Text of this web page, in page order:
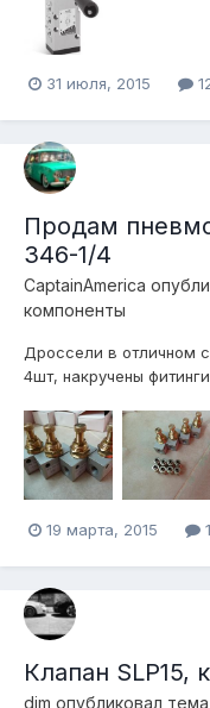
31 июля, 2015
Продам
346-1/4
CaptainAmerica
компоненты
Дроссели в отличном
4шт, накручены
Группа:
Материалы: корпус -
уплотн...
19 марта, 2015
Клапан SLP15,
dim опубликовал